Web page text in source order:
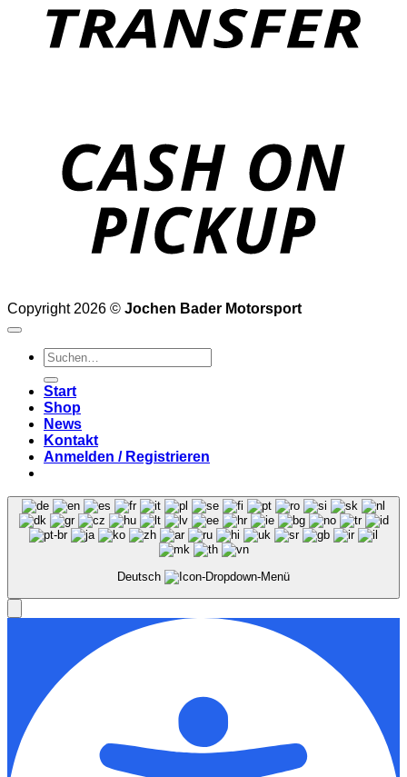
Copyright 2026 © Jochen Bader Motorsport
Suchen
nach:
Start
Shop
News
Kontakt
Anmelden / Registrieren
Deutsch